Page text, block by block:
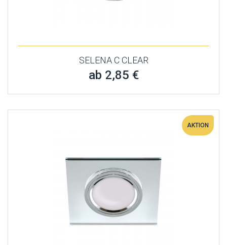
SELENA C CLEAR
ab 2,85 €
AKTION